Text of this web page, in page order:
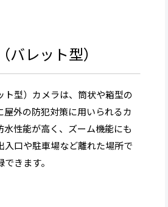
バレット型）
ト型）カメラは、筒状や箱型の
屋外の防犯対策に用いられるカ
水性能が高く、ズーム機能にも
入口や駐車場など離れた場所で
きます。